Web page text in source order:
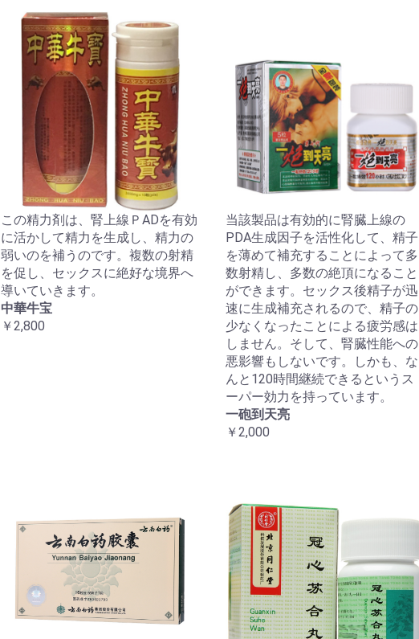
この精力剤は、腎上線ＰADを有効
に活かして精力を生成し、精力の
弱いのを補うのです。複数の射精
を促し、セックスに絶好な境界へ
導いていきます。
中華牛宝
￥2,800
当該製品は有効的に腎臓上線の
PDA生成因子を活性化して、精子
を薄めて補充することによって多
数射精し、多数の絶頂になること
ができます。セックス後精子が迅
速に生成補充されるので、精子の
少なくなったことによる疲労感は
しません。そして、腎臓性能への
悪影響もしないです。しかも、な
んと120時間継続できるというス
ーパー効力を持っています。
一砲到天亮
￥2,000